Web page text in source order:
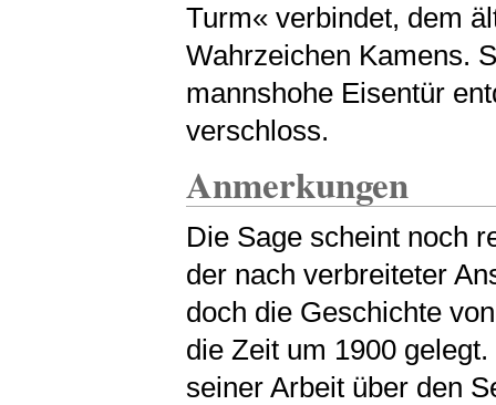
Turm« verbindet, dem
Wahrzeichen Kamens.
mannshohe Eisentür
verschloss.
Anmerkungen
Die Sage scheint noch
der nach verbreiteter
doch die Geschichte
die Zeit um 1900
seiner Arbeit über den